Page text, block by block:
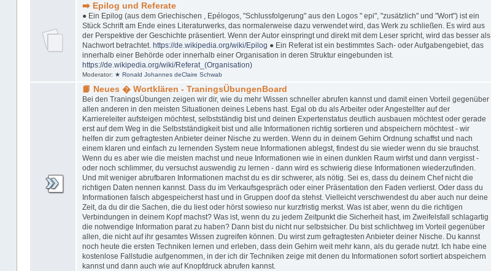
➡️ Epilog und Referate
● Ein Epilog (aus dem Griechischen , Epélogos, "Schlussfolgerung" aus den Logos " epi", "zusätzlich" und "Wort") ist ein
Stück Schrift am Ende eines Literaturwerks, das normalerweise dazu verwendet wird, das Werk zu schließen. Es wird aus
der Perspektive der Geschichte präsentiert. Wenn der Autor einspringt und direkt mit dem Leser spricht, wird das besser als
Nachwort betrachtet. https://de.wikipedia.org/wiki/Epilog ● Ein Referat ist ein bestimmtes Sach- oder Aufgabengebiet, das
innerhalb einer Behörde oder innerhalb einer Organisation in deren Struktur eingebunden ist.
https://de.wikipedia.org/wiki/Referat_(Organisation)
Moderator: ★ Ronald Johannes deClaire Schwab
📙 Neues � Wortklären - TraningsÜbungenBoard
Bei den TraningsÜbungen zeigen wir dir, wie du mehr Wissen schneller abrufen kannst und damit einen Vorteil gegenüber
allen anderen in den meisten Situationen deines Lebens hast. Egal ob du als Arbeiter oder Angestellter auf der
Karriereleiter aufsteigen möchtest, selbstständig bist und deinen Expertenstatus deutlich ausbauen möchtest oder gerade
erst auf dem Weg in die Selbstständigkeit bist und alle Informationen richtig sortieren und abspeichern möchtest - wir
helfen dir zum gefragtesten Anbieter deiner Nische zu werden. Wenn du in deinem Gehirn Ordnung schaffst und nach
einem klaren und einfach zu lernenden System neue Informationen ablegst, findest du sie wieder wenn du sie brauchst.
Wenn du es aber wie die meisten machst und neue Informationen wie in einen dunklen Raum wirfst und dann vergisst -
oder noch schlimmer, du versuchst auswendig zu lernen - dann wird es schwierig diese Informationen wiederzufinden.
Und mit weniger abrufbaren Informationen machst du es dir schwerer, als nötig. Sei es, dass du deinem Chef nicht die
richtigen Daten nennen kannst. Dass du im Verkaufsgespräch oder einer Präsentation den Faden verlierst. Oder dass du
Informationen falsch abgespeicherst hast und in Gruppen doof da stehst. Vielleicht verschwendest du aber auch nur deine
Zeit, da du dir die Sachen, die du liest oder hörst sowieso nur kurzfristig merkst. Was ist aber, wenn du die richtigen
Verbindungen in deinem Kopf machst? Was ist, wenn du zu jedem Zeitpunkt die Sicherheit hast, im Zweifelsfall schlagartig
die notwendige Information parat zu haben? Dann bist du nicht nur selbstsicher. Du bist schlichtweg im Vorteil gegenüber
allen, die nicht auf ihr gesamtes Wissen zugreifen können. Du wirst zum gefragtesten Anbieter deiner Nische. Du kannst
noch heute die ersten Techniken lernen und erleben, dass dein Gehirn weit mehr kann, als du gerade nutzt. Ich habe eine
kostenlose Fallstudie aufgenommen, in der ich dir Techniken zeige mit denen du Informationen sofort sortiert abspeichern
kannst und dann auch wie auf Knopfdruck abrufen kannst.